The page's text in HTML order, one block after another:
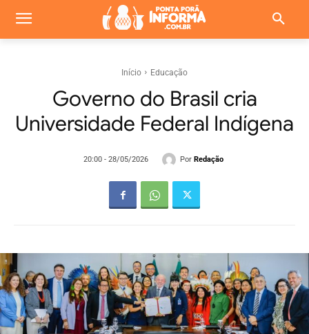
Início Educação
Governo do Brasil cria
Universidade Federal Indígena
20:00 - 28/05/2026 Por Redação